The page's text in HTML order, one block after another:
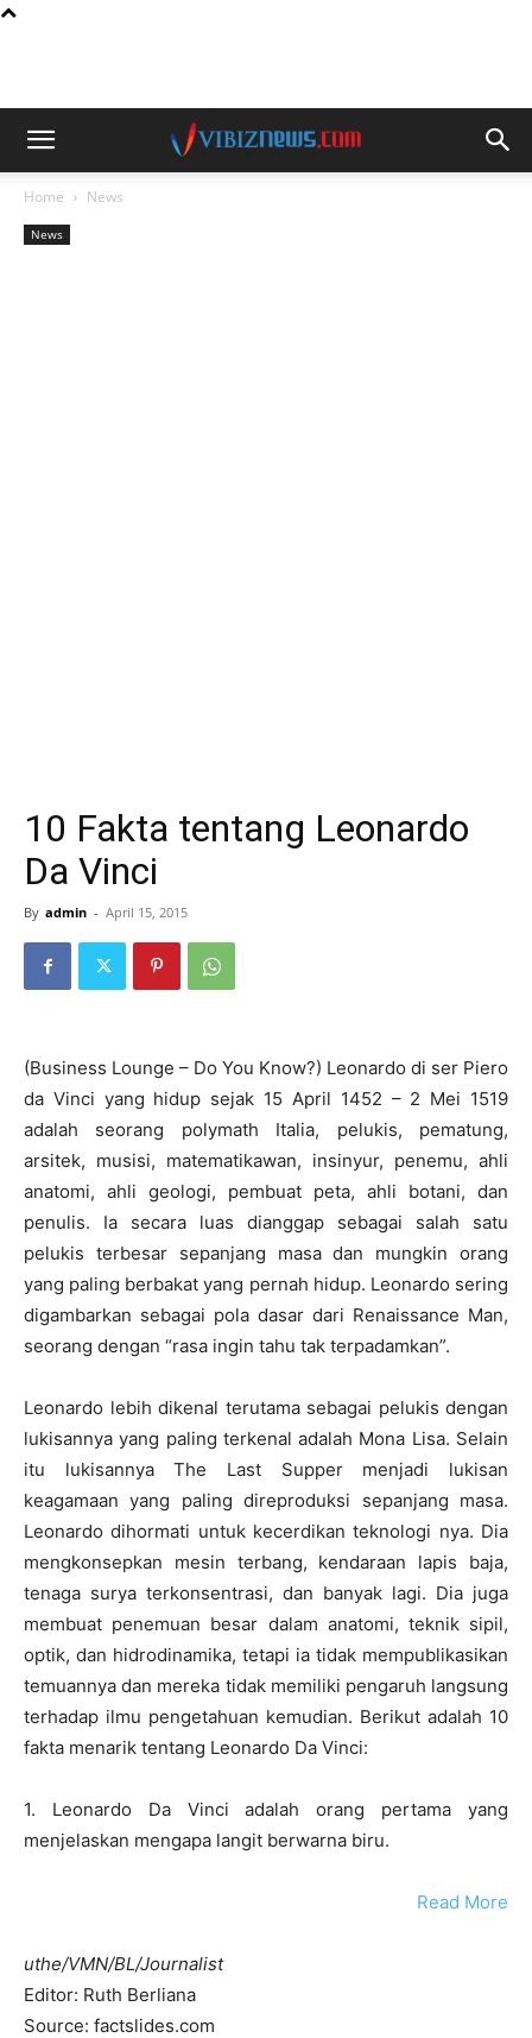
Home News
News
10 Fakta tentang Leonardo
Da Vinci
By admin - April 15, 2015
(Business Lounge – Do You Know?) Leonardo di ser Piero
da Vinci yang hidup sejak 15 April 1452 – 2 Mei 1519
adalah seorang polymath Italia, pelukis, pematung,
arsitek, musisi, matematikawan, insinyur, penemu, ahli
anatomi, ahli geologi, pembuat peta, ahli botani, dan
penulis. Ia secara luas dianggap sebagai salah satu
pelukis terbesar sepanjang masa dan mungkin orang
yang paling berbakat yang pernah hidup. Leonardo sering
digambarkan sebagai pola dasar dari Renaissance Man,
seorang dengan “rasa ingin tahu tak terpadamkan”.
Leonardo lebih dikenal terutama sebagai pelukis dengan
lukisannya yang paling terkenal adalah Mona Lisa. Selain
itu lukisannya The Last Supper menjadi lukisan
keagamaan yang paling direproduksi sepanjang masa.
Leonardo dihormati untuk kecerdikan teknologi nya. Dia
mengkonsepkan mesin terbang, kendaraan lapis baja,
tenaga surya terkonsentrasi, dan banyak lagi. Dia juga
membuat penemuan besar dalam anatomi, teknik sipil,
optik, dan hidrodinamika, tetapi ia tidak mempublikasikan
temuannya dan mereka tidak memiliki pengaruh langsung
terhadap ilmu pengetahuan kemudian. Berikut adalah 10
fakta menarik tentang Leonardo Da Vinci:
1. Leonardo Da Vinci adalah orang pertama yang
menjelaskan mengapa langit berwarna biru.
Read More
uthe/VMN/BL/Journalist
Editor: Ruth Berliana
Source: factslides.com